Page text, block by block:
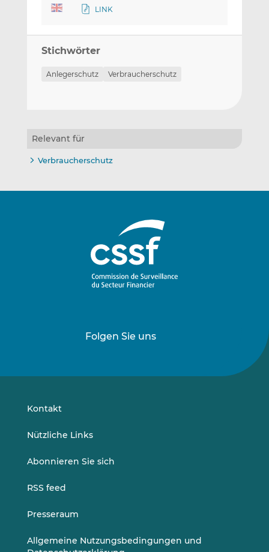
LINK
Stichwörter
Anlegerschutz Verbraucherschutz
Relevant für
Verbraucherschutz
Folgen Sie uns
uns
uns
Kontakt
Nützliche Links
Abonnieren Sie sich
RSS feed
Presseraum
Allgemeine Nutzungsbedingungen und